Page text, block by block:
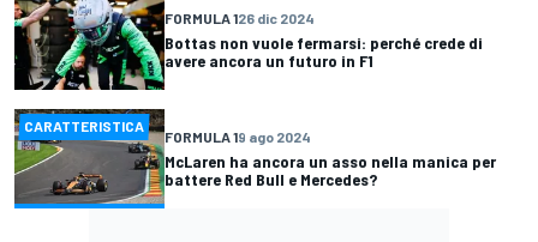
FORMULA 126 dic 2024
Bottas non vuole fermarsi: perché crede di
avere ancora un futuro in F1
CARATTERISTICA
FORMULA 19 ago 2024
McLaren ha ancora un asso nella manica per
battere Red Bull e Mercedes?